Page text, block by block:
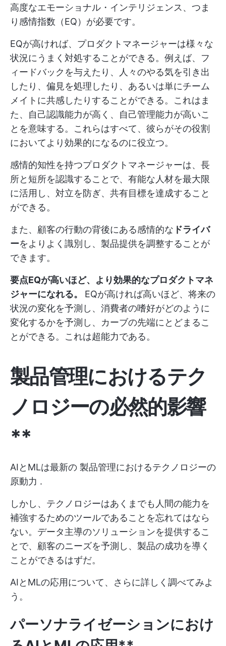
高度なエモーショナル・インテリジェンス、つま
り感情指数（EQ）が必要です。
EQが高ければ、プロダクトマネージャーは様々な
状況にうまく対処することができる。例えば、フ
ィードバックを与えたり、人々のやる気を引き出
したり、偏見を処理したり、あるいは単にチーム
メイトに共感したりすることができる。これはま
た、自己認識能力が高く、自己管理能力が高いこ
とを意味する。これらはすべて、彼らがその役割
においてより効果的になるのに役立つ。
感情的知性を持つプロダクトマネージャーは、長
所と短所を認識することで、有能な人材を最大限
に活用し、対立を防ぎ、共有目標を達成すること
ができる。
また、顧客の行動の背後にある感情的な ドライバ
ーをよりよく識別し、製品提供を調整することが
できます。
要点EQが高いほど、より効果的なプロダクトマネ
ジャーになれる。 EQが高ければ高いほど、将来の
状況の変化を予測し、消費者の嗜好がどのように
変化するかを予測し、カーブの先端にとどまるこ
とができる。これは超能力である。
製品管理におけるテク
ノロジーの必然的影響
**
AIとMLは最新の 製品管理におけるテクノロジーの
原動力 .
しかし、テクノロジーはあくまでも人間の能力を
補強するためのツールであることを忘れてはなら
ない。データ主導のソリューションを提供するこ
とで、顧客のニーズを予測し、製品の成功を導く
ことができるはずだ。
AIとMLの応用について、さらに詳しく調べてみよ
う。
パーソナライゼーションにおけ